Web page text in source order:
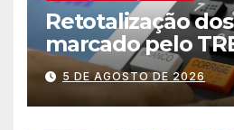
Retotalização
marcado pelo
agosto
5 DE AGOSTO DE 2026